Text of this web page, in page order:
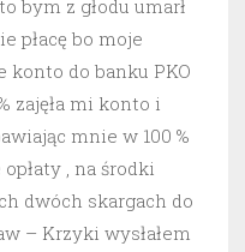
bym z głodu umarł
płacę bo moje
konto do banku PKO
zajęła mi konto i
mnie w 100 %
, na środki
dwóch skargach do
– Krzyki wysłałem